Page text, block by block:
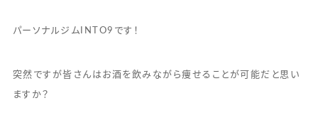
パーソナルジムINTO9です！
突然ですが皆さんはお酒を飲みながら痩せることが可能だと思い
ますか？